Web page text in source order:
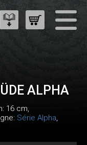
ALPHA
16 cm,
Série Alpha,